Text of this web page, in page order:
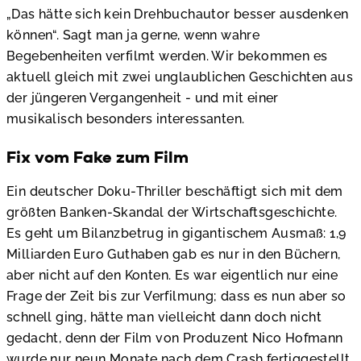
„Das hätte sich kein Drehbuchautor besser ausdenken
können“. Sagt man ja gerne, wenn wahre
Begebenheiten verfilmt werden. Wir bekommen es
aktuell gleich mit zwei unglaublichen Geschichten aus
der jüngeren Vergangenheit - und mit einer
musikalisch besonders interessanten.
Fix vom Fake zum Film
Ein deutscher Doku-Thriller beschäftigt sich mit dem
größten Banken-Skandal der Wirtschaftsgeschichte.
Es geht um Bilanzbetrug in gigantischem Ausmaß: 1,9
Milliarden Euro Guthaben gab es nur in den Büchern,
aber nicht auf den Konten. Es war eigentlich nur eine
Frage der Zeit bis zur Verfilmung; dass es nun aber so
schnell ging, hätte man vielleicht dann doch nicht
gedacht, denn der Film von Produzent Nico Hofmann